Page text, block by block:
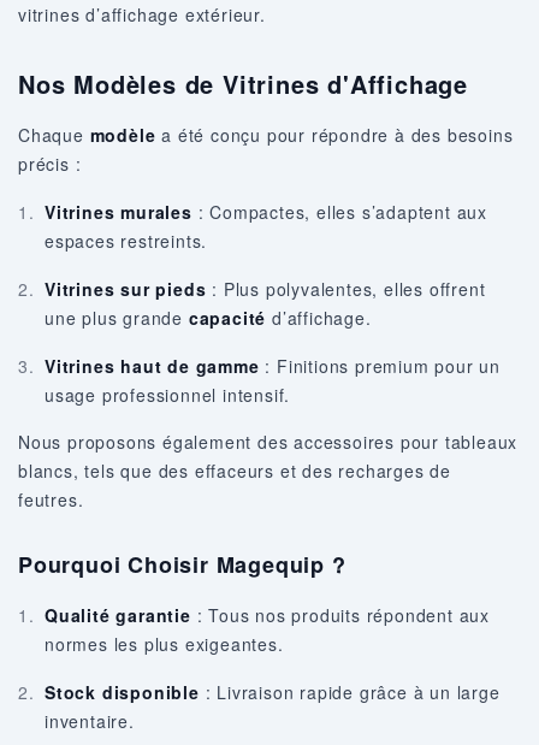
vitrines d’affichage extérieur.
Nos Modèles de Vitrines d'Affichage
Chaque modèle a été conçu pour répondre à des besoins
précis :
Vitrines murales : Compactes, elles s’adaptent aux
espaces restreints.
Vitrines sur pieds : Plus polyvalentes, elles offrent
une plus grande capacité d’affichage.
Vitrines haut de gamme : Finitions premium pour un
usage professionnel intensif.
Nous proposons également des accessoires pour tableaux
blancs, tels que des effaceurs et des recharges de
feutres.
Pourquoi Choisir Magequip ?
Qualité garantie : Tous nos produits répondent aux
normes les plus exigeantes.
Stock disponible : Livraison rapide grâce à un large
inventaire.